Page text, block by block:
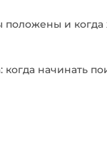
положены и
начинать